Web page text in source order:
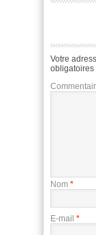
Votre
obligatoires
Nom *
E-mail *